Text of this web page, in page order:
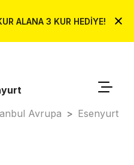
ALANA 3 KUR HEDİYE!
Avrupa > Esenyurt